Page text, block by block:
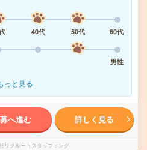
40代 50代
60代
男性
っと見る
へ進む 詳しく見る
リクルートスタッフィング